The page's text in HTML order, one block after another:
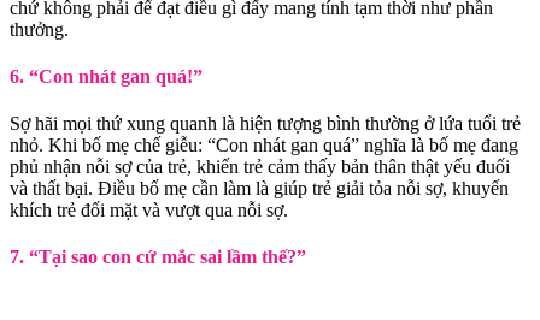
chứ không phải để đạt điều gì đấy mang tính tạm thời như phần
thưởng.
6. “Con nhát gan quá!”
Sợ hãi mọi thứ xung quanh là hiện tượng bình thường ở lứa tuổi trẻ
nhỏ. Khi bố mẹ chế giễu: “Con nhát gan quá” nghĩa là bố mẹ đang
phủ nhận nỗi sợ của trẻ, khiến trẻ cảm thấy bản thân thật yếu đuối
và thất bại. Điều bố mẹ cần làm là giúp trẻ giải tỏa nỗi sợ, khuyến
khích trẻ đối mặt và vượt qua nỗi sợ.
7. “Tại sao con cứ mắc sai lầm thế?”